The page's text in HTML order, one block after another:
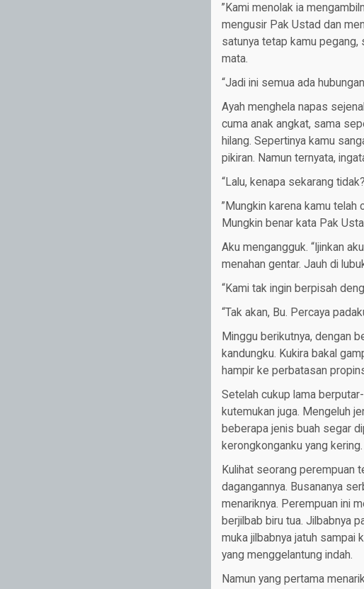
”Kami menolak ia
mengusir Pak Ustad dan
satunya tetap kamu pegang,
mata.
“Jadi ini semua ada
Ayah menghela napas
cuma anak angkat, sama
hilang. Sepertinya kamu
pikiran. Namun ternyata,
“Lalu, kenapa sekarang
”Mungkin karena kamu
Mungkin benar kata Pak
Aku mengangguk. “Ijinkan
menahan gentar. Jauh di
“Kami tak ingin berpisah
“Tak akan, Bu. Percaya
Minggu berikutnya, dengan
kandungku. Kukira bakal
hampir ke perbatasan
Setelah cukup lama
kutemukan juga. Mengeluh
beberapa jenis buah segar
kerongkonganku yang kering.
Kulihat seorang perempuan
dagangannya. Busananya
menariknya. Perempuan ini
berjilbab biru tua. Jilbabnya
muka jilbabnya jatuh sampai
yang menggelantung indah.
Namun yang pertama